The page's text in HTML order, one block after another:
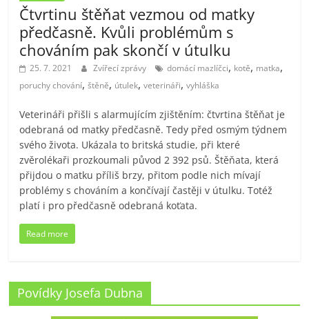
Čtvrtinu štěňat vezmou od matky
předčasně. Kvůli problémům s
chováním pak skončí v útulku
25. 7. 2021 Zvířecí zprávy domácí mazlíčci, kotě, matka,
poruchy chování,štěně, útulek,veterináři,vyhláška
Veterináři přišli s alarmujícím zjištěním: čtvrtina štěňat je
odebraná od matky předčasně. Tedy před osmým týdnem
svého života. Ukázala to britská studie, při které
zvěrolékaři prozkoumali původ 2 392 psů. Štěňata, která
přijdou o matku příliš brzy, přitom podle nich mívají
problémy s chováním a končívají častěji v útulku. Totéž
platí i pro předčasně odebraná koťata.
Read more
Povídky Josefa Dubna